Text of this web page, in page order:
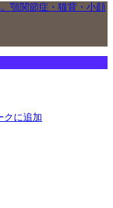
顎関節症・猫背・小顔